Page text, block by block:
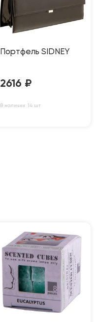
Портфель SIDNEY
2616 ₽
В наличии: 14 шт